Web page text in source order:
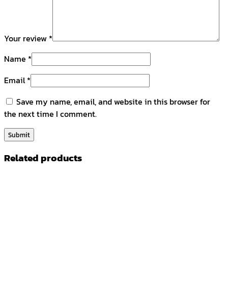
Your review *
Name *
Email*
Save my name, email, and website in this browser for
the next time I comment.
Related products